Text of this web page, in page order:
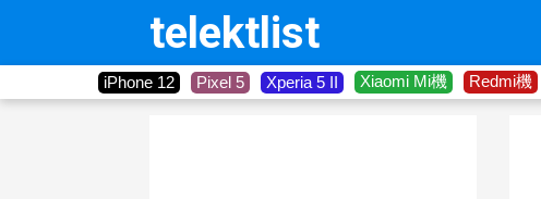
telektlist
iPhone 12 Pixel 5 Xperia 5 II Xiaomi Mi機 Redmi機